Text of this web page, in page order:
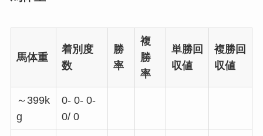
馬体重
着別度
数
勝
率
複
勝
率
単勝回
収値
複勝回
収値
～399k
g
0- 0- 0-
0/ 0